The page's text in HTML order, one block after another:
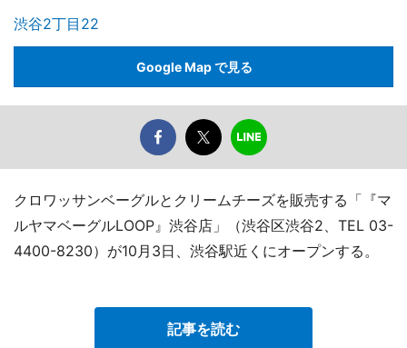
渋谷2丁目22
Google Map で見る
クロワッサンベーグルとクリームチーズを販売する「『マ
ルヤマベーグルLOOP』渋谷店」（渋谷区渋谷2、TEL 03-
4400-8230）が10月3日、渋谷駅近くにオープンする。
記事を読む